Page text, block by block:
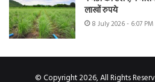
लाखों रुपये
8 July 2026 - 6:07 PM
© Copyright 2026, All Rights